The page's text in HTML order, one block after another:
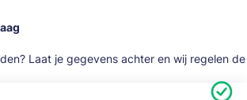
Laat je gegevens achter en wij regelen de